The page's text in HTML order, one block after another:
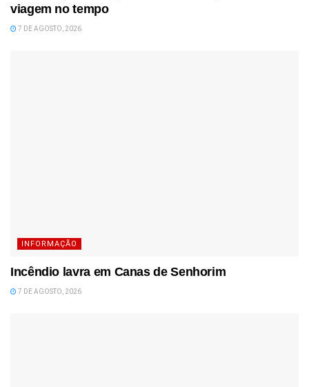
viagem no tempo
7 DE AGOSTO, 2026
INFORMAÇÃO
Incêndio lavra em Canas de Senhorim
7 DE AGOSTO, 2026